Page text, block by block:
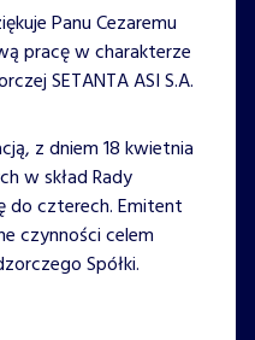
Panu Cezaremu
pracę w charakterze
SETANTA ASI S.A.
z dniem 18 kwietnia
w skład Rady
do czterech. Emitent
czynności celem
Spółki.